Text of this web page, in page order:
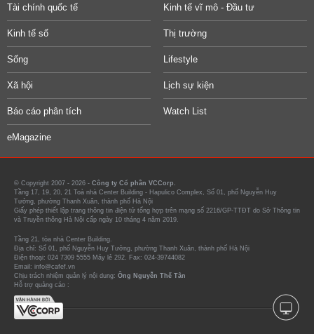
Tài chính quốc tế Kinh tế vĩ mô - Đầu tư
Kinh tế số Thị trường
Sống Lifestyle
Xã hội Lịch sự kiện
Báo cáo phân tích Watch List
eMagazine
© Copyright 2007 - 2026 - Công ty Cổ phần VCCorp.
Tầng 17, 19, 20, 21 Toà nhà Center Building - Hapulico Complex, Số 01, phố Nguyễn Huy
Tưởng, phường Thanh Xuân, thành phố Hà Nội
Giấy phép thiết lập trang thông tin điện tử tổng hợp trên mạng số 2216/GP-TTĐT do Sở Thông tin
và Truyền thông Hà Nội cấp ngày 10 tháng 4 năm 2019.
Tầng 21, tòa nhà Center Building.
Địa chỉ: Số 01, phố Nguyễn Huy Tưởng, phường Thanh Xuân, thành phố Hà Nội
Điện thoại: 024 7309 5555 Máy lẻ 292. Fax: 024-39744082
Email: info@cafef.vn
Chịu trách nhiệm quản lý nội dung: Ông Nguyễn Thế Tân
Hỗ trợ quảng cáo :